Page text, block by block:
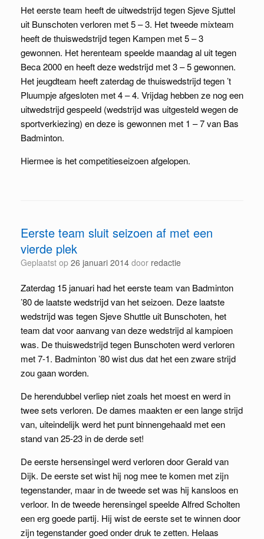
Het eerste team heeft de uitwedstrijd tegen Sjeve Sjuttel
uit Bunschoten verloren met 5 – 3. Het tweede mixteam
heeft de thuiswedstrijd tegen Kampen met 5 – 3
gewonnen. Het herenteam speelde maandag al uit tegen
Beca 2000 en heeft deze wedstrijd met 3 – 5 gewonnen.
Het jeugdteam heeft zaterdag de thuiswedstrijd tegen ’t
Pluumpje afgesloten met 4 – 4. Vrijdag hebben ze nog een
uitwedstrijd gespeeld (wedstrijd was uitgesteld wegen de
sportverkiezing) en deze is gewonnen met 1 – 7 van Bas
Badminton.
Hiermee is het competitieseizoen afgelopen.
Eerste team sluit seizoen af met een
vierde plek
Geplaatst op 26 januari 2014 door redactie
Zaterdag 15 januari had het eerste team van Badminton
’80 de laatste wedstrijd van het seizoen. Deze laatste
wedstrijd was tegen Sjeve Shuttle uit Bunschoten, het
team dat voor aanvang van deze wedstrijd al kampioen
was. De thuiswedstrijd tegen Bunschoten werd verloren
met 7-1. Badminton ’80 wist dus dat het een zware strijd
zou gaan worden.
De herendubbel verliep niet zoals het moest en werd in
twee sets verloren. De dames maakten er een lange strijd
van, uiteindelijk werd het punt binnengehaald met een
stand van 25-23 in de derde set!
De eerste hersensingel werd verloren door Gerald van
Dijk. De eerste set wist hij nog mee te komen met zijn
tegenstander, maar in de tweede set was hij kansloos en
verloor. In de tweede herensingel speelde Alfred Scholten
een erg goede partij. Hij wist de eerste set te winnen door
zijn tegenstander goed onder druk te zetten. Helaas